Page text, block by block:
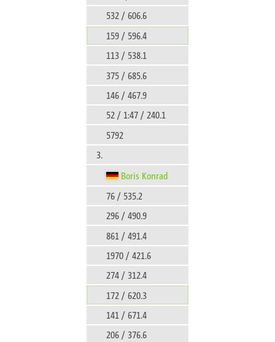
532 / 606.6
159 / 596.4
113 / 538.1
375 / 685.6
146 / 467.9
52 / 1:47 / 240.1
5792
3.
Boris Konrad
76 / 535.2
296 / 490.9
861 / 491.4
1970 / 421.6
274 / 312.4
172 / 620.3
141 / 671.4
206 / 376.6